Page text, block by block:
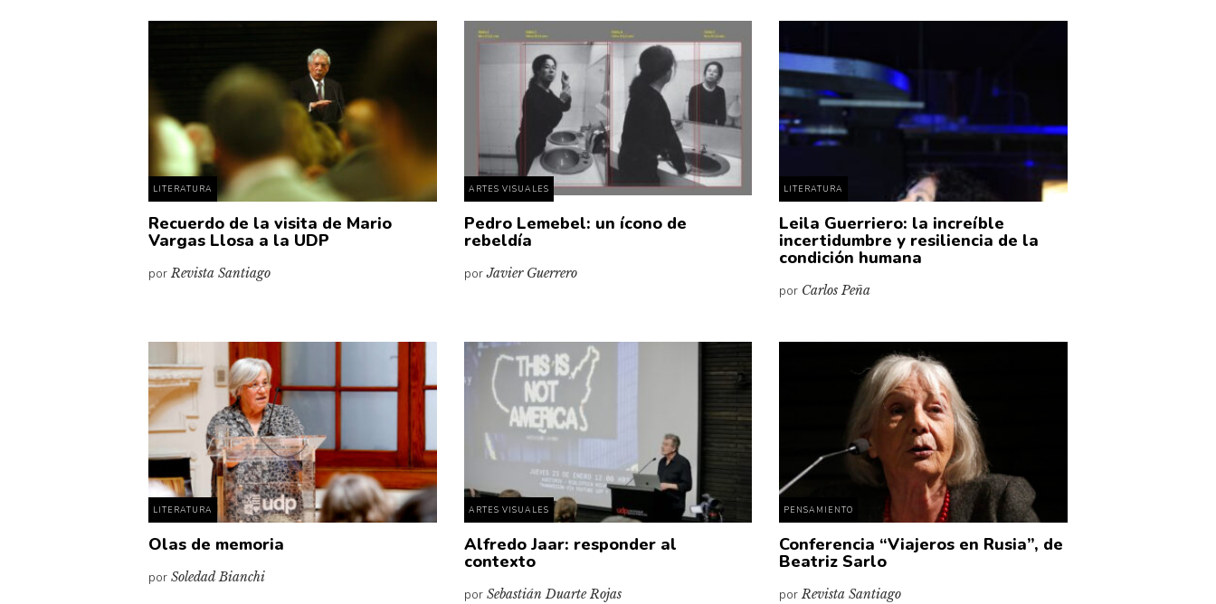
LITERATURA
Recuerdo de la visita de Mario
Vargas Llosa a la UDP
porRevista Santiago
ARTES VISUALES
Pedro Lemebel: un ícono de
rebeldía
porJavier Guerrero
LITERATURA
Leila Guerriero: la increíble
incertidumbre y resiliencia de la
condición humana
por Carlos Peña
LITERATURA
Olas de memoria
porSoledad Bianchi
ARTES VISUALES
Alfredo Jaar: responder al
contexto
por Sebastián Duarte Rojas
PENSAMIENTO
Conferencia “Viajeros en Rusia”, de
Beatriz Sarlo
porRevista Santiago